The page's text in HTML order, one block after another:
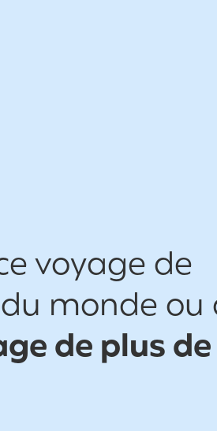
voyage de
monde ou
de plus de